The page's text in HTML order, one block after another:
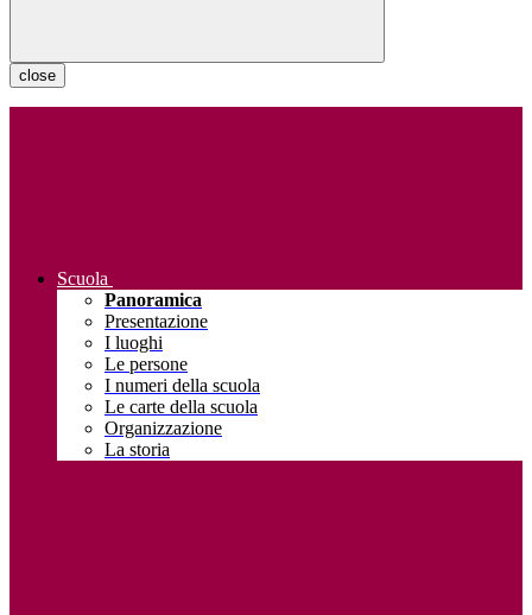
close
Scuola
Panoramica
Presentazione
I luoghi
Le persone
I numeri della scuola
Le carte della scuola
Organizzazione
La storia